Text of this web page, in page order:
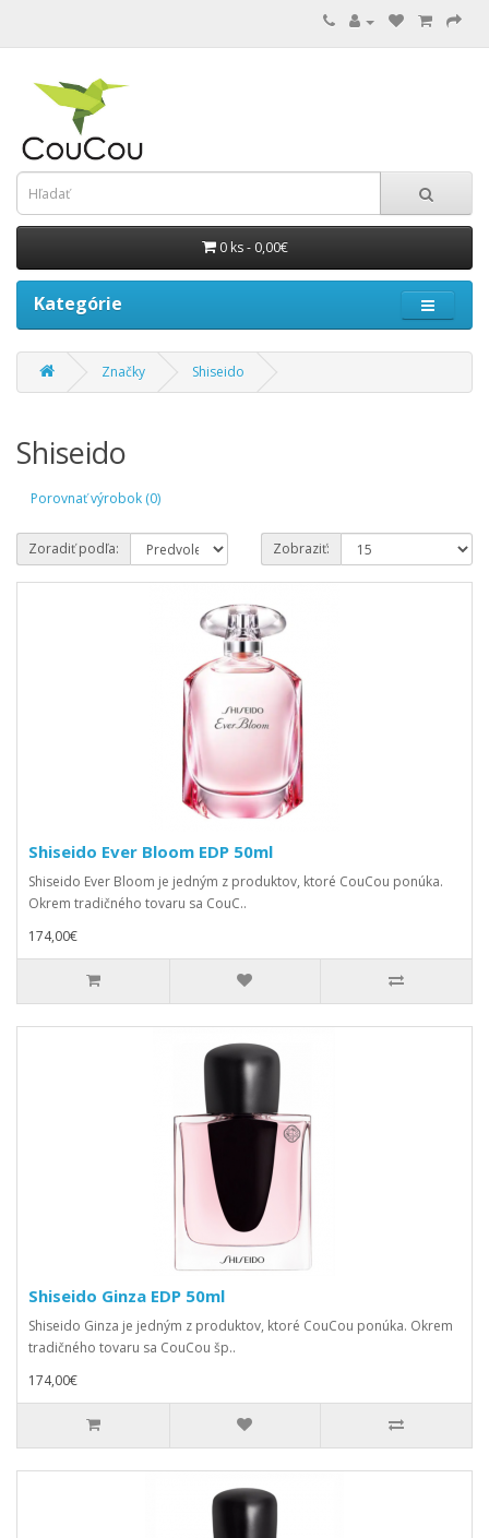
0 ks - 0,00€
Kategórie
Značky Shiseido
Shiseido
Porovnať výrobok (0)
Zoradiť podľa: Zobraziť:
Shiseido Ever Bloom EDP 50ml
Shiseido Ever Bloom je jedným z produktov, ktoré CouCou ponúka.
Okrem tradičného tovaru sa CouC..
174,00€
Shiseido Ginza EDP 50ml
Shiseido Ginza je jedným z produktov, ktoré CouCou ponúka. Okrem
tradičného tovaru sa CouCou šp..
174,00€